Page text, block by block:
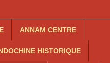
ANNAM CENTRE
HISTORIQUE